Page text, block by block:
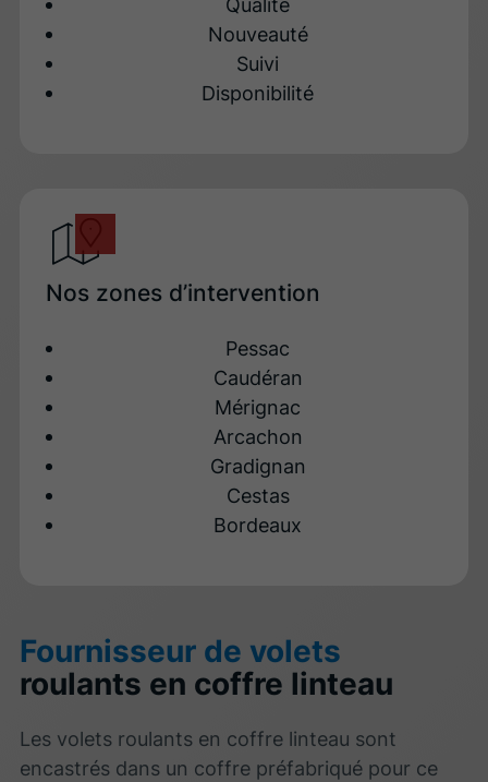
Nouveauté
Suivi
Disponibilité
Nos zones d’intervention
Pessac
Caudéran
Mérignac
Arcachon
Gradignan
Cestas
Bordeaux
Fournisseur de volets
roulants en coffre linteau
Les volets roulants en coffre linteau sont
encastrés dans un coffre préfabriqué pour ce